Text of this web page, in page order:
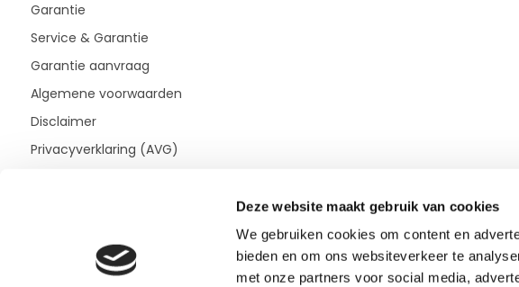
Deze website maakt gebruik van cookies
We gebruiken cookies om content en
bieden en om ons websiteverkeer te
met onze partners voor social media,
Garantie
Service & Garantie
Garantie aanvraag
Algemene voorwaarden
Disclaimer
Privacyverklaring (AVG)